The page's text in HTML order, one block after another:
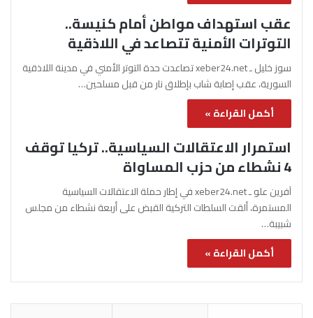
عقب استهداف مواطن أمام كنيسة..
التوترات الأمنية تتصاعد في اللاذقية
سوز خليل ـ xeber24.net تصاعدت حدة التوتر الأمني في مدينة اللاذقية
السورية، عقب إصابة شاب بإطلاق نار من قبل مسلحين…
أكمل القراءة »
استمرار الاعتقالات السياسية.. تركيا توقف
4 نشطاء من حزب المساواة
آفرين علو ـ xeber24.net في إطار حملة الاعتقالات السياسية
المستمرة، ألقت السلطات التركية القبض على أربعة نشطاء من مجلس
شبيبة…
أكمل القراءة »